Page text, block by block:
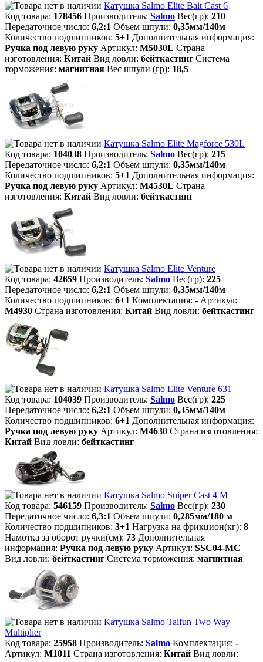
Катушка Salmo Elite Bait Cast 6
Код товара: 178456 Производитель: Salmo Вес(гр): 210
Передаточное число: 6,2:1 Объем шпули: 0,35мм/140м
Количество подшипников: 5+1 Дополнительная информация:
Ручка под левую руку Артикул: M5030L Страна
изготовления: Китай Вид ловли: бейткастинг Система
торможения: магнитная Вес шпули (гр): 18,5
Катушка Salmo Elite Magforce 530L
Код товара: 104038 Производитель: Salmo Вес(гр): 215
Передаточное число: 6,2:1 Объем шпули: 0,35мм/140м
Количество подшипников: 5+1 Дополнительная информация:
Ручка под левую руку Артикул: M4530L Страна
изготовления: Китай Вид ловли: бейткастинг
Катушка Salmo Elite Venture
Код товара: 42659 Производитель: Salmo Вес(гр): 225
Передаточное число: 6,2:1 Объем шпули: 0,35мм/140м
Количество подшипников: 6+1 Комплектация: - Артикул:
M4930 Страна изготовления: Китай Вид ловли: бейткастинг
Катушка Salmo Elite Venture 631
Код товара: 104039 Производитель: Salmo Вес(гр): 225
Передаточное число: 6,2:1 Объем шпули: 0,35мм/140м
Количество подшипников: 6+1 Дополнительная информация:
Ручка под левую руку Артикул: M4630 Страна изготовления:
Китай Вид ловли: бейткастинг
Катушка Salmo Sniper Cast 4 M
Код товара: 546159 Производитель: Salmo Вес(гр): 230
Передаточное число: 6,3:1 Объем шпули: 0,285мм/180 м
Количество подшипников: 3+1 Нагрузка на фрикцион(кг): 8
Намотка за оборот ручки(см): 73 Дополнительная
информация: Ручка под левую руку Артикул: SSC04-MC
Вид ловли: бейткастинг Система торможения: магнитная
Катушка Salmo Taifun Two Way
Multiplier
Код товара: 25958 Производитель: Salmo Комплектация: -
Артикул: M1011 Страна изготовления: Китай Вид ловли: